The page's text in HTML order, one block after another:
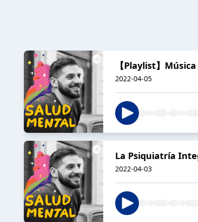
【Playlist】
2022-04-05
La Psiquiatría
2022-04-03